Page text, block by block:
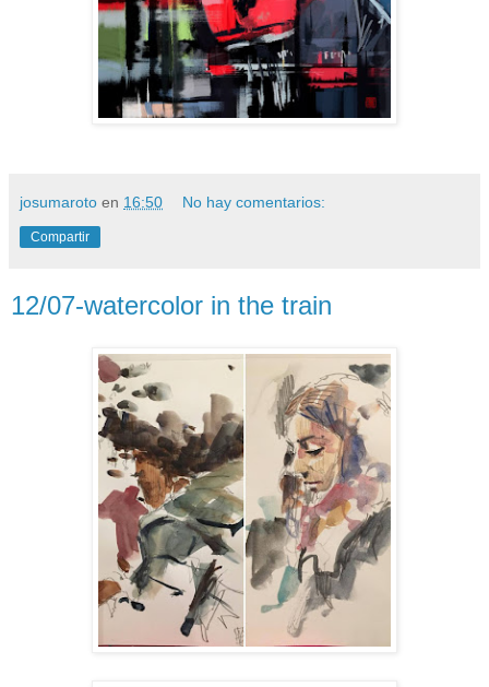
josumaroto en 16:50 No hay comentarios:
Compartir
12/07-watercolor in the train